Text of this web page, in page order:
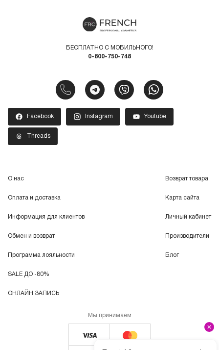
БЕСПЛАТНО С МОБИЛЬНОГО!
0-800-750-748
Facebook Instagram Youtube
Threads
О нас
Оплата и доставка
Информация для клиентов
Обмен и возврат
Программа лояльности
SALE ДО -80%
ОНЛАЙН ЗАПИСЬ
Возврат товара
Карта сайта
Личный кабинет
Производители
Блог
Мы принимаем